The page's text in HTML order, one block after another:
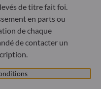
de titre fait foi.
en parts ou
de chaque
de contacter un